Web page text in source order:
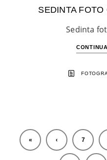
SEDINTA
Sedinta
« ‹ 7